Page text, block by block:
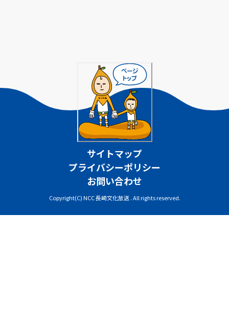
サイトマップ
プライバシーポリシー
お問い合わせ
Copyright(C) NCC 長崎文化放送 . All rights reserved.